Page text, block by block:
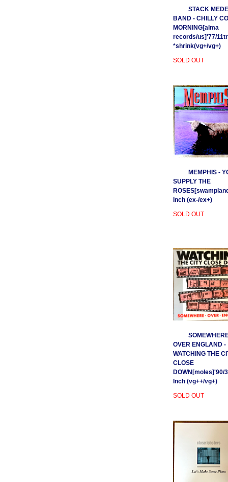
STACK
BAND - CHILLY
MORNING[alma
records/us]'77/
*shrink(vg+/vg+)
SOLD OUT
MEMPHIS -
SUPPLY THE
Inch (ex-/ex+)
SOLD OUT
OVER ENGLAND -
WATCHING THE
CLOSE
DOWN[moles]'90/
Inch (vg++/vg+)
SOLD OUT